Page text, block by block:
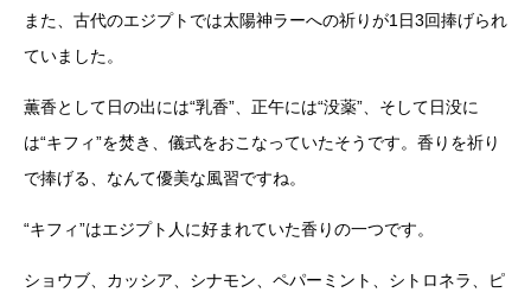
また、古代のエジプトでは太陽神ラーへの祈りが1日3回捧げられ
ていました。
薫香として日の出には“乳香”、正午には“没薬”、そして日没に
は“キフィ”を焚き、儀式をおこなっていたそうです。香りを祈り
で捧げる、なんて優美な風習ですね。
“キフィ”はエジプト人に好まれていた香りの一つです。
ショウブ、カッシア、シナモン、ペパーミント、シトロネラ、ピ